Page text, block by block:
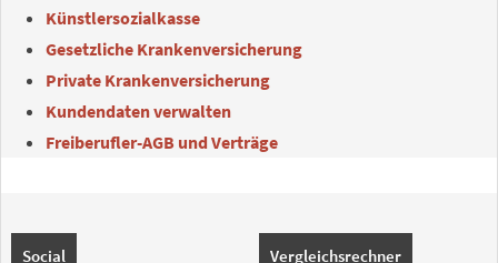
Künstlersozialkasse
Gesetzliche Krankenversicherung
Private Krankenversicherung
Kundendaten verwalten
Freiberufler-AGB und Verträge
Social Vergleichsrechner